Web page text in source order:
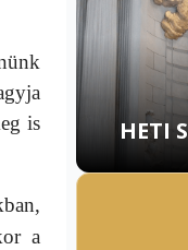
is
a
HETI